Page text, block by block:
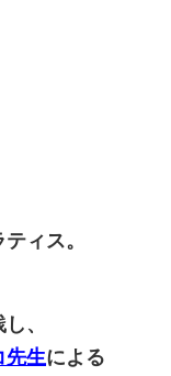
ィス。
、
先生による